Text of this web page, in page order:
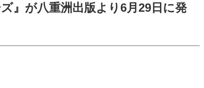
』が八重洲出版より6月29日に発